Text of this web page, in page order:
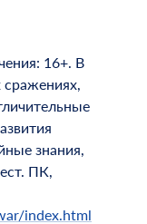
16+. В
сражениях,
знания,
ПК,
index.html